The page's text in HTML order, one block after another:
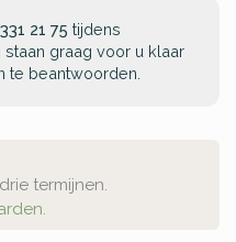
21 75 tijdens
staan graag voor u klaar
te beantwoorden.
termijnen.